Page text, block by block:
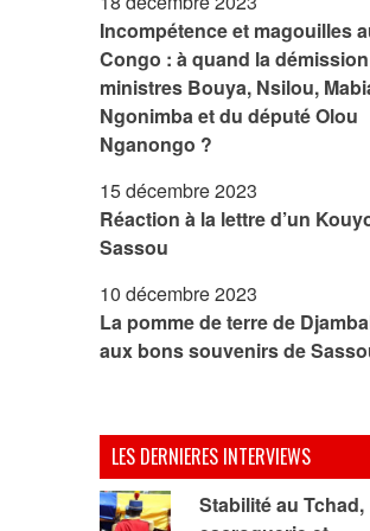
Incompétence et magouilles
Congo : à quand la
ministres Bouya, Nsilou,
Ngonimba et du député Olou
Nganongo ?
15 décembre 2023
Réaction à la lettre d’un
Sassou
10 décembre 2023
La pomme de terre de
aux bons souvenirs de
LES DERNIERES INTERVIEWS
Stabilité au Tchad,